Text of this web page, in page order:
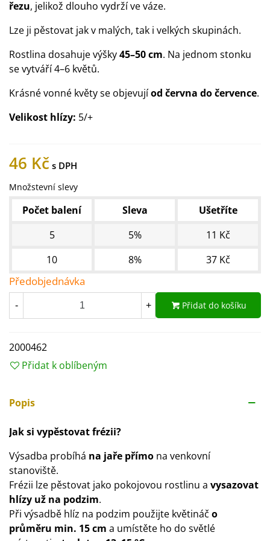
řezu, jelikož dlouho vydrží ve váze.
Lze ji pěstovat jak v malých, tak i velkých skupinách.
Rostlina dosahuje výšky45–50 cm. Na jednom stonku
se vytváří 4–6 květů.
Krásné vonné květy se objevujíod června do července.
Velikost hlízy: 5/+
46 Kč
Množstevní slevy
Počet balení Sleva
Ušetříte
5
5%
11 Kč
10
8% 37 Kč
Předobjednávka
- + Přidat do košíku
2000462
Přidat k oblíbeným
Popis
Jak si vypěstovat frézii?
Výsadba probíhá na jaře přímo na venkovní
stanoviště.
Frézii lze pěstovat jako pokojovou rostlinu a vysazovat
hlízy už na podzim.
Při výsadbě hlíz na podzim použijte květináč o
průměru min. 15 cm a umístěte ho do světlé